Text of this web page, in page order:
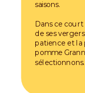
saisons.
Dans ce
de ses
patience et la
pomme
sélectionnons.